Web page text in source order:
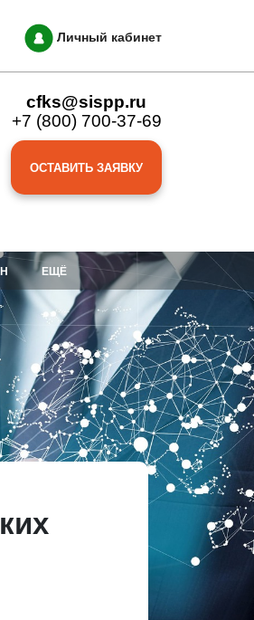
Личный кабинет
cfks@sispp.ru
+7 (800) 700-37-69
ОСТАВИТЬ ЗАЯВКУ
ЕЩЁ